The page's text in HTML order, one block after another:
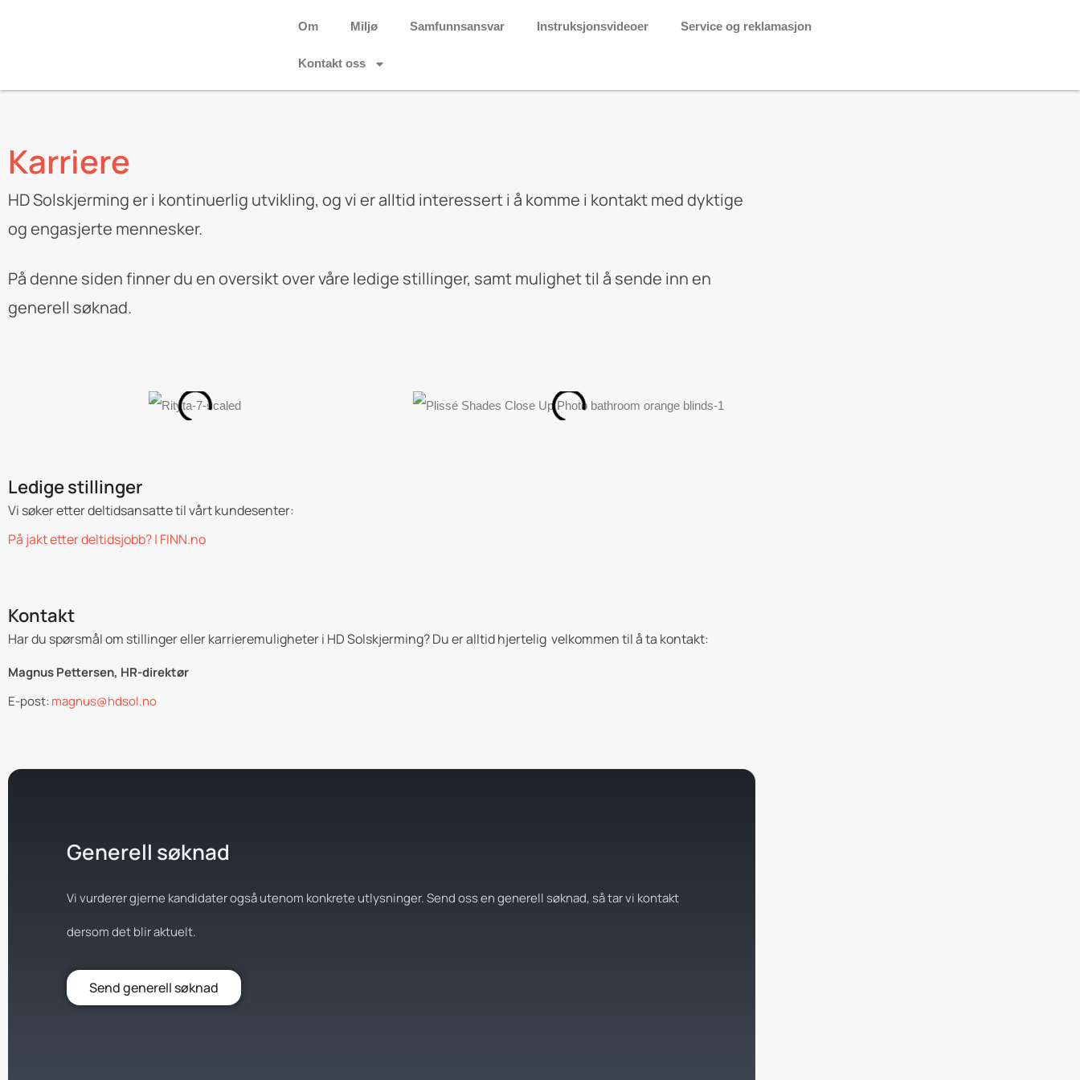
Om Miljø Samfunnsansvar Instruksjonsvideoer Service og reklamasjon
Kontakt oss
Karriere
HD Solskjerming er i kontinuerlig utvikling, og vi er alltid interessert i å komme i kontakt med dyktige
og engasjerte mennesker.
På denne siden finner du en oversikt over våre ledige stillinger, samt mulighet til å sende inn en
generell søknad.
Ledige stillinger
Vi søker etter deltidsansatte til vårt kundesenter:
På jakt etter deltidsjobb? | FINN.no
Kontakt
Har du spørsmål om stillinger eller karrieremuligheter i HD Solskjerming? Du er alltid hjertelig velkommen til å ta kontakt:
Magnus Pettersen, HR-direktør
E-post: magnus@hdsol.no
Generell søknad
Vi vurderer gjerne kandidater også utenom konkrete utlysninger. Send oss en generell søknad, så tar vi kontakt
dersom det blir aktuelt.
Send generell søknad